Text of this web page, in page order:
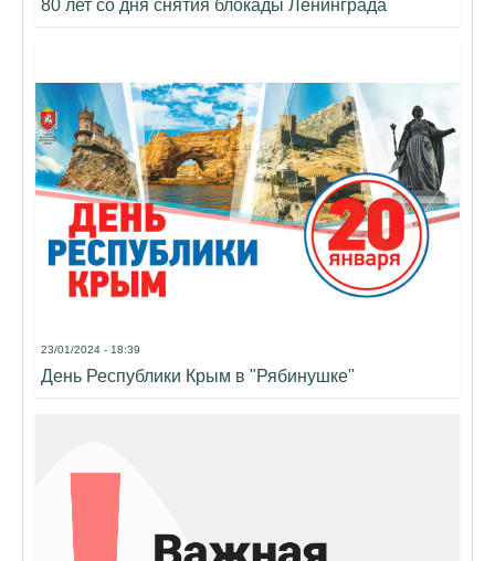
80 лет со дня снятия блокады Ленинграда
23/01/2024 - 18:39
День Республики Крым в "Рябинушке"